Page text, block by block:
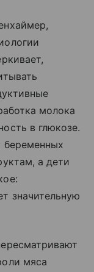
молока
в глюкозе.
беременных
а дети
значительную
мяса